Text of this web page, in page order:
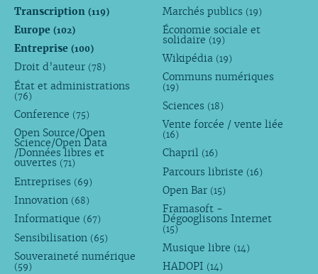
Transcription (119)
Europe (102)
Entreprise (100)
Droit d’auteur (78)
État et administrations
(76)
Conference (75)
Open Source/Open
Science/Open Data
/Données libres et
ouvertes (71)
Entreprises (69)
Innovation (68)
Informatique (67)
Sensibilisation (65)
Souveraineté numérique
(59)
Marchés publics (19)
Économie sociale et
solidaire (19)
Wikipédia (19)
Communs numériques
(19)
Sciences (18)
Vente forcée / vente liée
(16)
Chapril (16)
Parcours libriste (16)
Open Bar (15)
Framasoft -
Dégooglisons Internet
(15)
Musique libre (14)
HADOPI (14)